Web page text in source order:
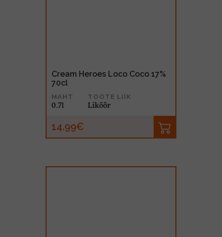
Cream Heroes Loco Coco 17%
70cl
MAHT
0.7l
TOOTE LIIK
Liköör
14.99€